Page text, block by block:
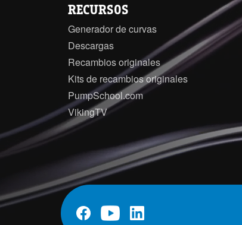
RECURSOS
Generador de curvas
Descargas
Recambios originales
Kits de recambios originales
PumpSchool.com
VikingTV